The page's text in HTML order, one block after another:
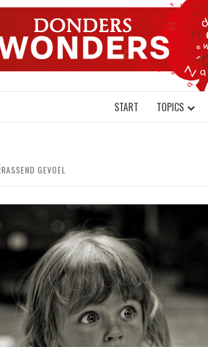
// ON BRAINS AND SCIENCE
START TOPICS
GEVOEL